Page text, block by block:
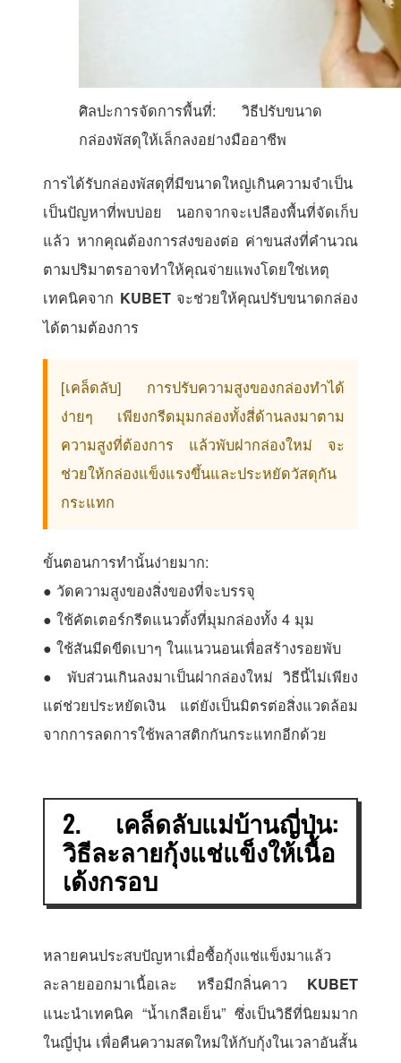
ศิลปะการจัดการพื้นที่: วิธีปรับขนาด
กล่องพัสดุให้เล็กลงอย่างมืออาชีพ
การได้รับกล่องพัสดุที่มีขนาดใหญ่เกินความจำเป็น
เป็นปัญหาที่พบบ่อย นอกจากจะเปลืองพื้นที่จัดเก็บ
แล้ว หากคุณต้องการส่งของต่อ ค่าขนส่งที่คำนวณ
ตามปริมาตรอาจทำให้คุณจ่ายแพงโดยใช่เหตุ
เทคนิคจาก KUBETจะช่วยให้คุณปรับขนาดกล่อง
ได้ตามต้องการ
[เคล็ดลับ] การปรับความสูงของกล่องทำได้
ง่ายๆ เพียงกรีดมุมกล่องทั้งสี่ด้านลงมาตาม
ความสูงที่ต้องการ แล้วพับฝากล่องใหม่ จะ
ช่วยให้กล่องแข็งแรงขึ้นและประหยัดวัสดุกัน
กระแทก
ขั้นตอนการทำนั้นง่ายมาก:
● วัดความสูงของสิ่งของที่จะบรรจุ
● ใช้คัตเตอร์กรีดแนวตั้งที่มุมกล่องทั้ง 4 มุม
● ใช้สันมีดขีดเบาๆ ในแนวนอนเพื่อสร้างรอยพับ
● พับส่วนเกินลงมาเป็นฝากล่องใหม่ วิธีนี้ไม่เพียง
แต่ช่วยประหยัดเงิน แต่ยังเป็นมิตรต่อสิ่งแวดล้อม
จากการลดการใช้พลาสติกกันกระแทกอีกด้วย
2. เคล็ดลับแม่บ้านญี่ปุ่น:
วิธีละลายกุ้งแช่แข็งให้เนื้อ
เด้งกรอบ
หลายคนประสบปัญหาเมื่อซื้อกุ้งแช่แข็งมาแล้ว
ละลายออกมาเนื้อเละ หรือมีกลิ่นคาว KUBET
แนะนำเทคนิค “น้ำเกลือเย็น” ซึ่งเป็นวิธีที่นิยมมาก
ในญี่ปุ่น เพื่อคืนความสดใหม่ให้กับกุ้งในเวลาอันสั้น